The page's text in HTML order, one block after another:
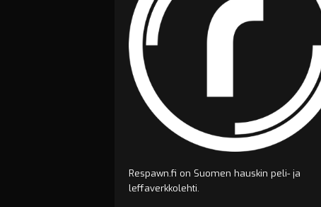
Respawn.fi on Suomen hauskin peli- ja
leffaverkkolehti.